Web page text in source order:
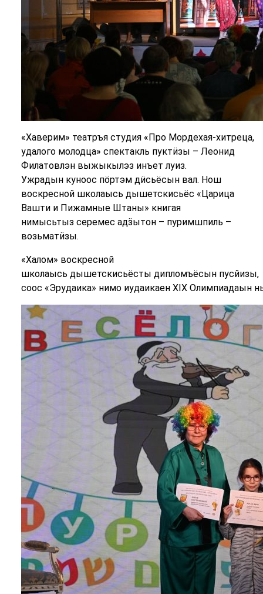
«Хаверим» театръя студия «Про Мордехая-хитреца,
удалого молодца» спектакль пуктӥзы – Леонид
Филатовлэн выжыкылэз инъет луиз.
Ужрадын куноос пӧртэм дӥсьёсын вал. Нош
воскресной школаысь дышетскисьёс «Царица
Вашти и Пижамные Штаны» книгая
нимысьтыз серемес адӟытон – пуримшпиль –
возьматӥзы.
«Халом» воскресной
школаысь дышетскисьёсты дипломъёсын пусйизы,
соос «Эрудаика» нимо иудаикаен XIX Олимпиадаын